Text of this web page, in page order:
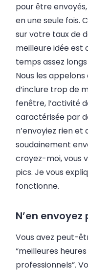
pour être
en une seule fois.
sur votre taux de
meilleure idée est
temps assez
Nous les appelons
d’inclure trop de
fenêtre, l’activité
caractérisée par
n’envoyiez rien et
soudainement
croyez-moi, vous
pics. Je vous
fonctionne.
N’en
Vous avez peut-
“meilleures
professionnels”.